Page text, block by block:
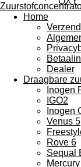
Home
Dealer
Draagbare
Inogen
IGO2
Inogen
Venus 5
Rove 6
Sequal
Mercury